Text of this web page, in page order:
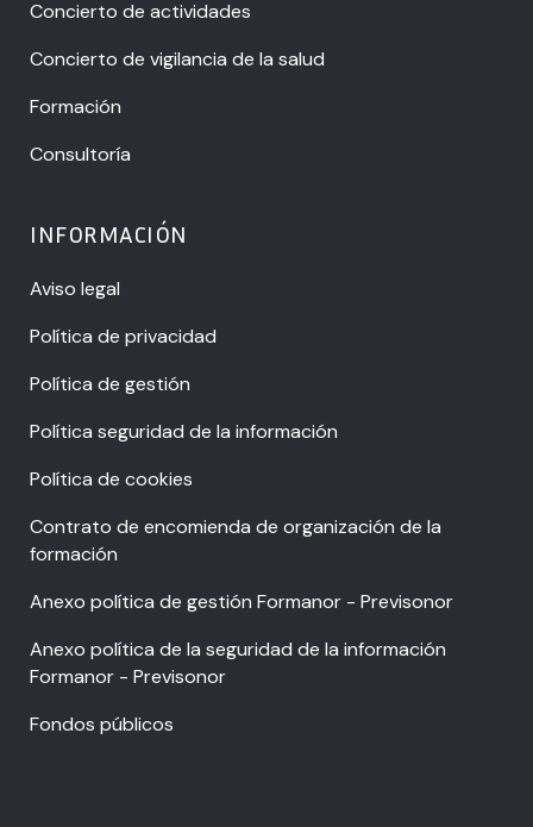
Concierto de actividades
Concierto de vigilancia de la salud
Formación
Consultoría
INFORMACIÓN
Aviso legal
Política de privacidad
Política de gestión
Política seguridad de la información
Política de cookies
Contrato de encomienda de organización de la
formación
Anexo política de gestión Formanor - Previsonor
Anexo política de la seguridad de la información
Formanor - Previsonor
Fondos públicos